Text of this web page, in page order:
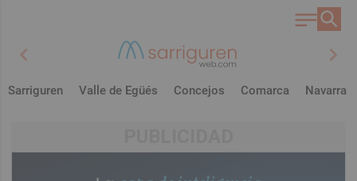
chevron_left chevron_right
Sarriguren Valle de Egüés Concejos Comarca Navarra